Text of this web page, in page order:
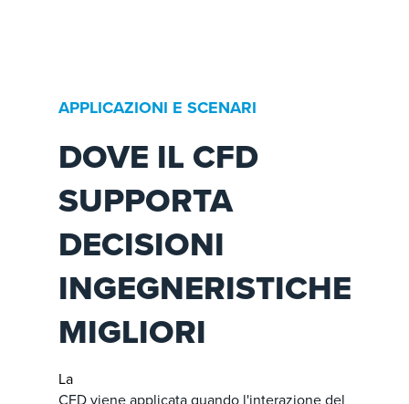
APPLICAZIONI E SCENARI
DOVE IL CFD
SUPPORTA
DECISIONI
INGEGNERISTICHE
MIGLIORI
La
CFD viene applicata quando l'interazione del